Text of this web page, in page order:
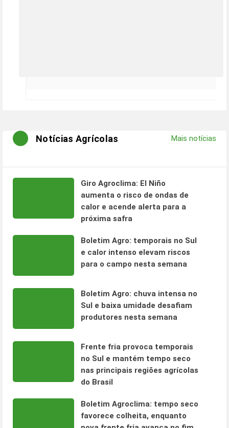
Notícias Agrícolas Mais notícias
Giro Agroclima: El Niño
aumenta o risco de ondas de
calor e acende alerta para a
próxima safra
Boletim Agro: temporais no Sul
e calor intenso elevam riscos
para o campo nesta semana
Boletim Agro: chuva intensa no
Sul e baixa umidade desafiam
produtores nesta semana
Frente fria provoca temporais
no Sul e mantém tempo seco
nas principais regiões agrícolas
do Brasil
Boletim Agroclima: tempo seco
favorece colheita, enquanto